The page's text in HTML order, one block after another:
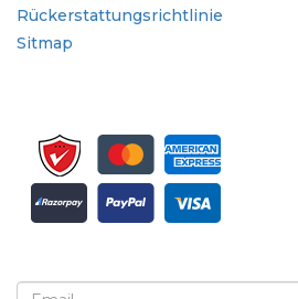
Rückerstattungsrichtlinie
Sitmap